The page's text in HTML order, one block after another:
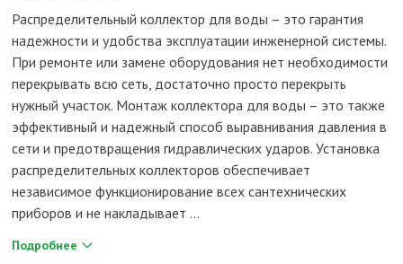
Распределительный коллектор для воды – это гарантия
надежности и удобства эксплуатации инженерной системы.
При ремонте или замене оборудования нет необходимости
перекрывать всю сеть, достаточно просто перекрыть
нужный участок. Монтаж коллектора для воды – это также
эффективный и надежный способ выравнивания давления в
сети и предотвращения гидравлических ударов. Установка
распределительных коллекторов обеспечивает
независимое функционирование всех сантехнических
приборов и не накладывает ...
Подробнее